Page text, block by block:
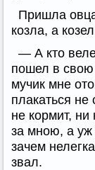
Пришла
козла, а
— А кто
пошел в свою
мучик мне
плакаться не
не кормит, ни
за мною, а уж
зачем
звал.